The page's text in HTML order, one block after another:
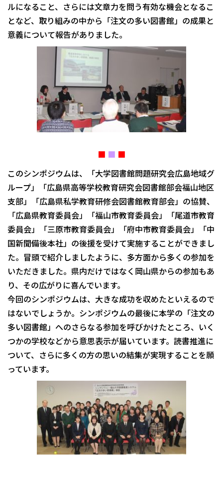
ルになること、さらには文章力を問う有効な機会となるこ
となど、取り組みの中から「注文の多い図書館」の成果と
意義について報告がありました。
■ ■ ■
このシンポジウムは、「大学図書館問題研究会広島地域グ
ループ」「広島県高等学校教育研究会図書館部会福山地区
支部」「広島県私学教育研修会図書館教育部会」の協賛、
「広島県教育委員会」「福山市教育委員会」「尾道市教育
委員会」「三原市教育委員会」「府中市教育委員会」「中
国新聞備後本社」の後援を受けて実施することができまし
た。冒頭で紹介しましたように、多方面から多くの参加を
いただきました。県内だけではなく岡山県からの参加もあ
り、その広がりに喜んでいます。
今回のシンポジウムは、大きな成功を収めたといえるので
はないでしょうか。シンポジウムの最後に本学の「注文の
多い図書館」へのさらなる参加を呼びかけたところ、いく
つかの学校などから意思表示が届いています。読書推進に
ついて、さらに多くの方の思いの結集が実現することを願
っています。